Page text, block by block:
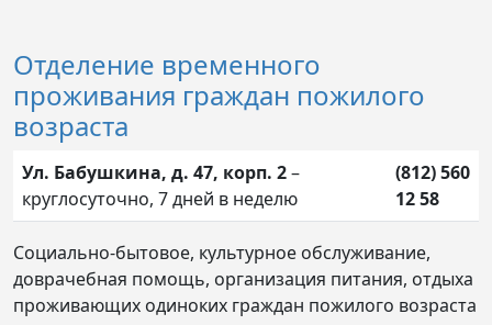
Отделение временного
проживания граждан пожилого
возраста
Ул. Бабушкина, д. 47, корп. 2–
круглосуточно, 7 дней в неделю
(812) 560
12 58
Социально-бытовое, культурное обслуживание,
доврачебная помощь, организация питания, отдыха
проживающих одиноких граждан пожилого возраста